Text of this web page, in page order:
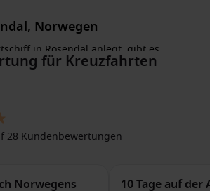
Norwegen
in Rosendal anlegt, gibt es
und Sehenswürdigkeiten, die Sie
Barony: Dieses beeindruckende
bietet geführte Touren durch die
die das Schloss umgeben.
auf einem der vielen Wanderwege,
für Kreuzfahrten
28 Kundenbewertungen
Norwegens 10 Tage auf der